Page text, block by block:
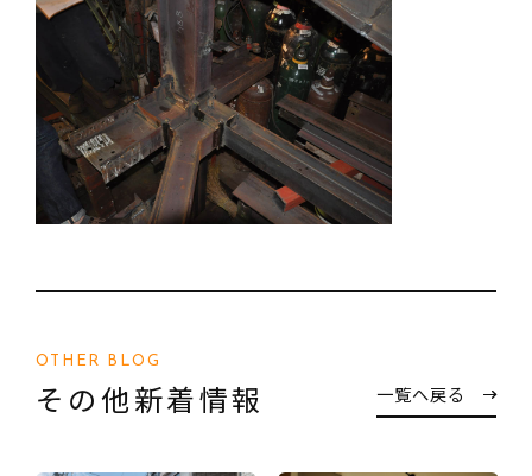
OTHER BLOG
その他新着情報 一覧へ戻る